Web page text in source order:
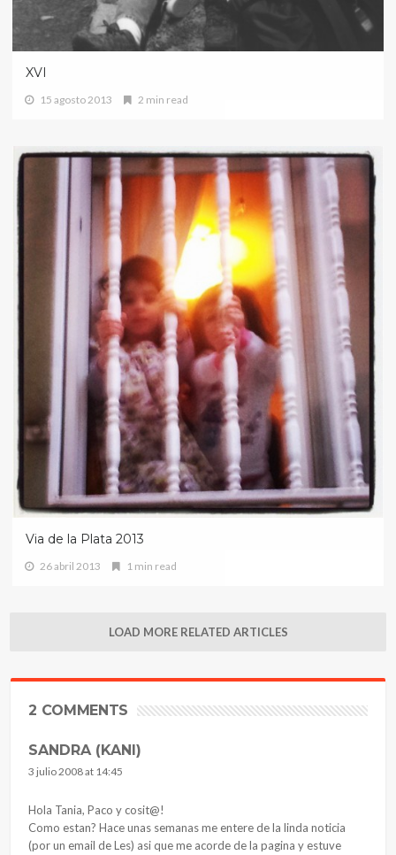
XVI
15 agosto 2013 2 min read
Via de la Plata 2013
26 abril 2013 1 min read
LOAD MORE RELATED ARTICLES
2 COMMENTS
SANDRA (KANI)
3 julio 2008 at 14:45
Hola Tania, Paco y cosit@!
Como estan? Hace unas semanas me entere de la linda noticia
(por un email de Les) asi que me acorde de la pagina y estuve